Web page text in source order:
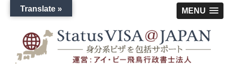
MENU
Translate »